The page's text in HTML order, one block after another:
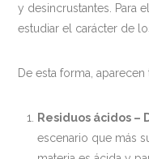
y desincrustantes. Para
estudiar el carácter de
De esta forma,
Residuos ácidos
escenario que más